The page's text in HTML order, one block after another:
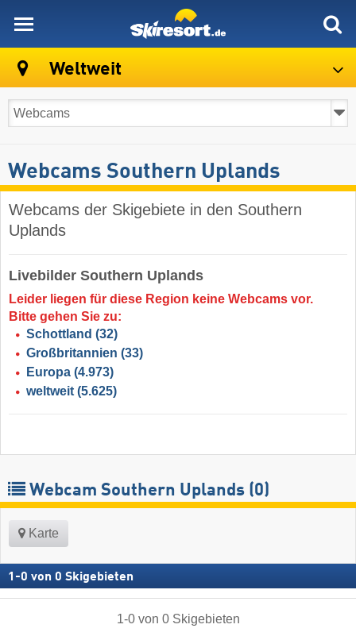
Weltweit
Webcams Southern Uplands
Webcams der Skigebiete in den Southern
Uplands
Livebilder Southern Uplands
Leider liegen für diese Region keine Webcams vor.
Bitte gehen Sie zu:
Schottland (32)
Großbritannien (33)
Europa (4.973)
weltweit (5.625)
Webcam Southern Uplands (0)
Karte
1 -0 von 0 Skigebieten
1-0von 0 Skigebieten